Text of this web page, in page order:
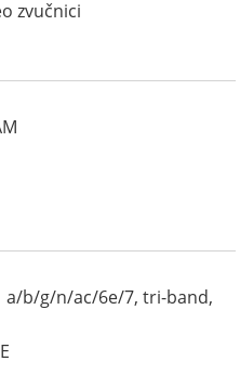
zvučnici
a/b/g/n/ac/6e/7, tri-band,